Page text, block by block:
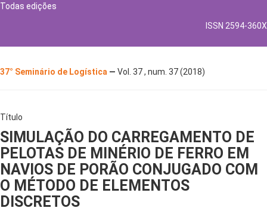
Todas edições
ISSN 2594-360X
37° Seminário de Logística — Vol. 37 , num. 37 (2018)
Título
SIMULAÇÃO DO CARREGAMENTO DE
PELOTAS DE MINÉRIO DE FERRO EM
NAVIOS DE PORÃO CONJUGADO COM
O MÉTODO DE ELEMENTOS
DISCRETOS